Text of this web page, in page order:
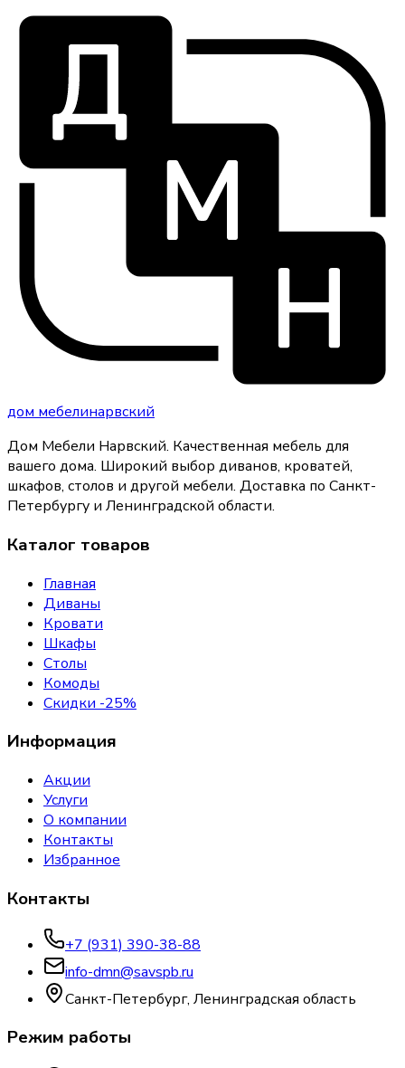
дом мебелинарвский
Дом Мебели Нарвский. Качественная мебель для
вашего дома. Широкий выбор диванов, кроватей,
шкафов, столов и другой мебели. Доставка по Санкт-
Петербургу и Ленинградской области.
Каталог товаров
Главная
Диваны
Кровати
Шкафы
Столы
Комоды
Скидки -25%
Информация
Акции
Услуги
О компании
Контакты
Избранное
Контакты
+7 (931) 390-38-88
info-dmn@savspb.ru
Санкт-Петербург, Ленинградская область
Режим работы